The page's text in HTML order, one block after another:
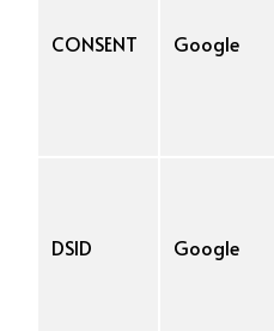
CONSENT Google
DSID Google